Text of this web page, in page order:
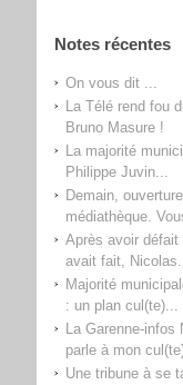
Notes récentes
On vous dit ...
La Télé rend fou
Bruno Masure !
La majorité
Philippe Juvin...
Demain,
médiathèque.
Après avoir défait
avait fait,
Majorité
: un plan cul(te)...
La Garenne-infos
parle à mon
Une tribune à se